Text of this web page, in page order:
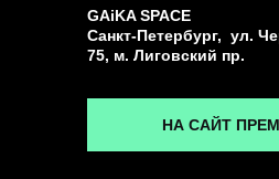
GAiKA SPACE
Санкт-Петербург, ул.
75, м. Лиговский пр.
НА САЙТ
ГЕНЕРАЛЬНЫЙ
CONVERSATIONS